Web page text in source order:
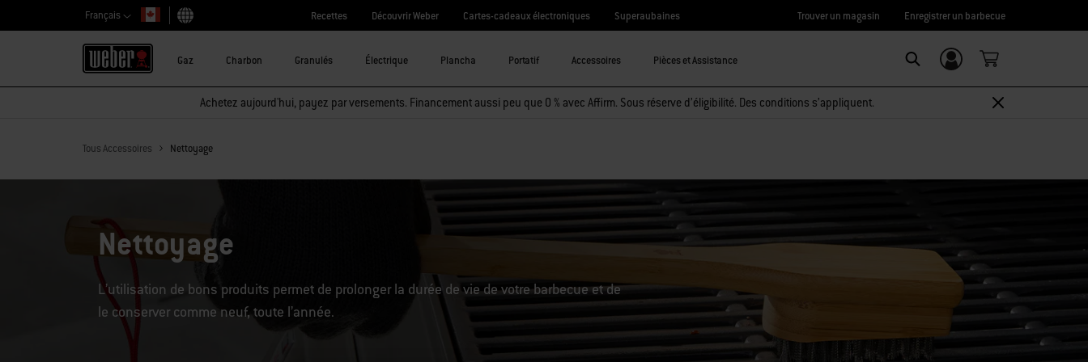
Français
Choisir un pays
Recettes Découvrir Weber Cartes-cadeaux électroniques Superaubaines Trouver un magasin Enregistrer un barbecue
Gaz Charbon Granulés Électrique Plancha Portatif Accessoires Pièces et Assistance
Connexion/
Inscription
Achetez aujourd'hui, payez par versements. Financement aussi peu que 0 % avec Affirm. Sous réserve d’éligibilité. Des conditions s’appliquent.
Tous Accessoires Nettoyage
Nettoyage
L’utilisation de bons produits permet de prolonger la durée de vie de votre barbecue et de
le conserver comme neuf, toute l’année.